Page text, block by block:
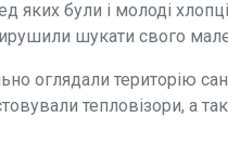
яких були і молоді
шукати свого
оглядали територію
тепловізори, а